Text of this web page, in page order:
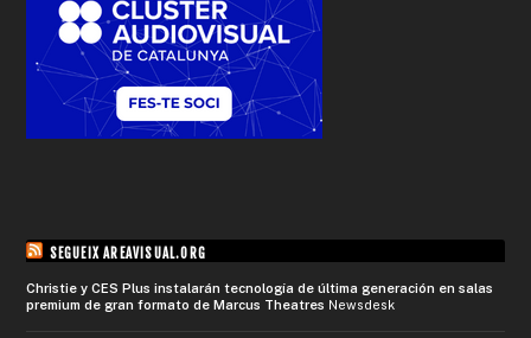
SEGUEIX AREAVISUAL.ORG
Christie y CES Plus instalarán tecnología de última generación en salas
premium de gran formato de Marcus Theatres Newsdesk